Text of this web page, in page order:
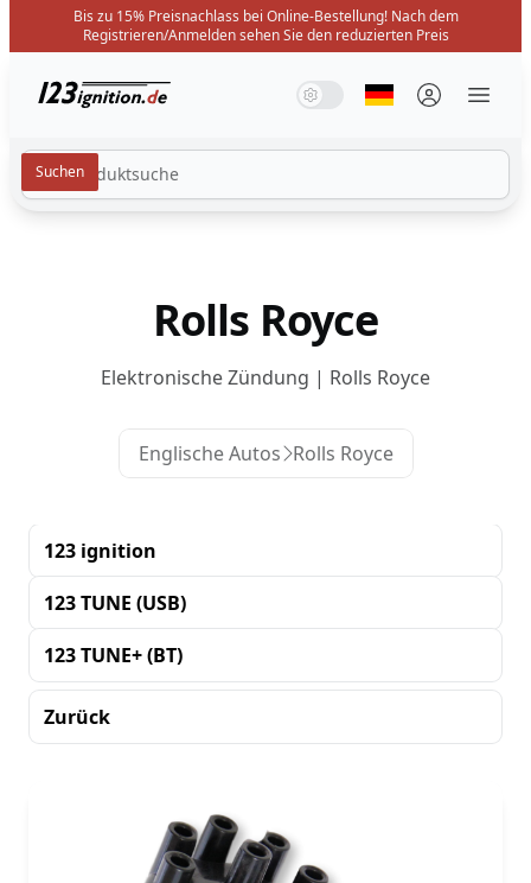
Bis zu 15% Preisnachlass bei Online-Bestellung! Nach dem
Registrieren/Anmelden sehen Sie den reduzierten Preis
123ignition.de Systemmodus
Lichtmodus
Dunkelmodus
Sprache
Rolls Royce
Elektronische Zündung | Rolls Royce
Englische Autos Rolls Royce
123 ignition
123 TUNE (USB)
123 TUNE+ (BT)
Zurück